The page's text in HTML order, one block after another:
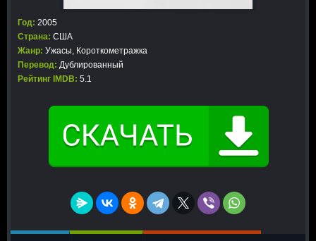
Год: 2005
Страна: США
Жанр: Ужасы, Короткометражка
Перевод: Дублированный
Рейтинг IMDB: 5.1